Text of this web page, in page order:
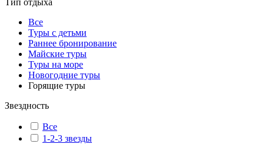
Все
Туры с детьми
Раннее бронирование
Майские туры
Туры на море
Новогодние туры
Горящие туры
Звездность
Все
1-2-3 звезды